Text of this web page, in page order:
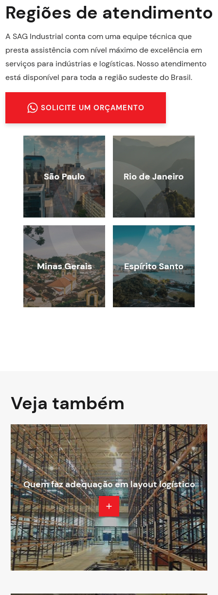
Regiões de atendimento
A SAG Industrial conta com uma equipe técnica que
presta assistência com nível máximo de excelência em
serviços para indústrias e logísticas. Nosso atendimento
está disponível para toda a região sudeste do Brasil.
SOLICITE UM ORÇAMENTO
Veja também
Quem faz adequação em layout logístico